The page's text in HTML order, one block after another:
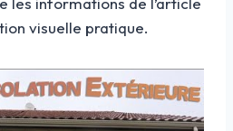
visuelle pratique.